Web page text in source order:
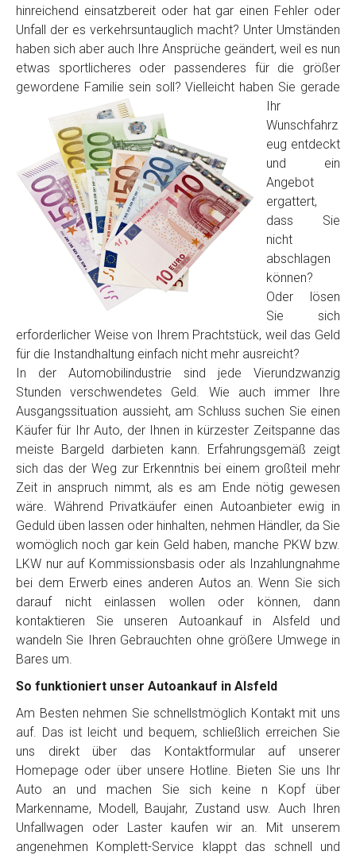
Fertig
Wie viel ist 10+2 ?*
hinreichend einsatzbereit oder hat gar einen Fehler oder
Unfall der es verkehrsuntauglich macht? Unter Umständen
haben sich aber auch Ihre Ansprüche geändert, weil es nun
etwas sportlicheres oder passenderes für die größer
gewordene Familie sein soll? Vielleicht haben Sie gerade
Ihr
Wunschfahrz
eug entdeckt
und ein
Angebot
ergattert,
dass Sie
nicht
abschlagen
können?
Oder lösen
Sie sich
erforderlicher Weise von Ihrem Prachtstück, weil das Geld
für die Instandhaltung einfach nicht mehr ausreicht?
In der Automobilindustrie sind jede Vierundzwanzig
Stunden verschwendetes Geld. Wie auch immer Ihre
Ausgangssituation aussieht, am Schluss suchen Sie einen
Käufer für Ihr Auto, der Ihnen in kürzester Zeitspanne das
meiste Bargeld darbieten kann. Erfahrungsgemäß zeigt
sich das der Weg zur Erkenntnis bei einem großteil mehr
Zeit in anspruch nimmt, als es am Ende nötig gewesen
wäre. Während Privatkäufer einen Autoanbieter ewig in
Geduld üben lassen oder hinhalten, nehmen Händler, da Sie
womöglich noch gar kein Geld haben, manche PKW bzw.
LKW nur auf Kommissionsbasis oder als Inzahlungnahme
bei dem Erwerb eines anderen Autos an. Wenn Sie sich
darauf nicht einlassen wollen oder können, dann
kontaktieren Sie unseren Autoankauf in Alsfeld und
wandeln Sie Ihren Gebrauchten ohne größere Umwege in
Bares um.
So funktioniert unser Autoankauf in Alsfeld
Am Besten nehmen Sie schnellstmöglich Kontakt mit uns
auf. Das ist leicht und bequem, schließlich erreichen Sie
uns direkt über das Kontaktformular auf unserer
Homepage oder über unsere Hotline. Bieten Sie uns Ihr
Auto an und machen Sie sich keine n Kopf über
Markenname, Modell, Baujahr, Zustand usw. Auch Ihren
Unfallwagen oder Laster kaufen wir an. Mit unserem
angenehmen Komplett-Service klappt das schnell und